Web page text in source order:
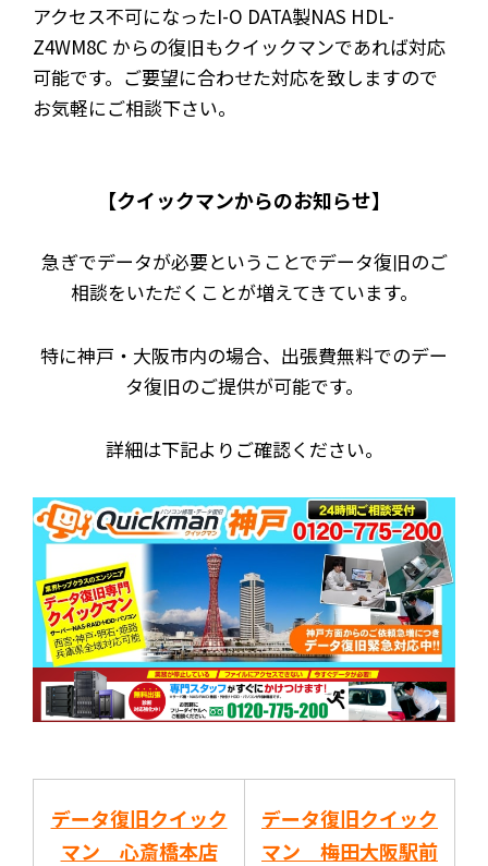
アクセス不可になったI-O DATA製NAS HDL-
Z4WM8C からの復旧もクイックマンであれば対応
可能です。ご要望に合わせた対応を致しますので
お気軽にご相談下さい。
【クイックマンからのお知らせ】
急ぎでデータが必要ということでデータ復旧のご
相談をいただくことが増えてきています。
特に神戸・大阪市内の場合、出張費無料でのデー
タ復旧のご提供が可能です。
詳細は下記よりご確認ください。
データ復旧クイック
マン 心斎橋本店
データ復旧クイック
マン 梅田大阪駅前